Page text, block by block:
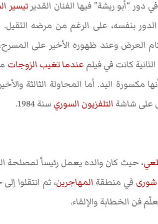
دور “أبو ريشة” فيها الفنان القديرتيسير
الدور بنفسه، على الرغم من مرضه
العرض وعند ظهوره الأخير على
كانت في فيلم عندما تغيب الزوجات
اليد. أما المحاولة الثالثة
على شاشة التلفزيون السوري سنة 1984.
، حيث كان والده يعمل رئيساً لمصلحة
في منطقة المهاجرين، ثم انتقلوا
فن الخطابة والإلقاء.